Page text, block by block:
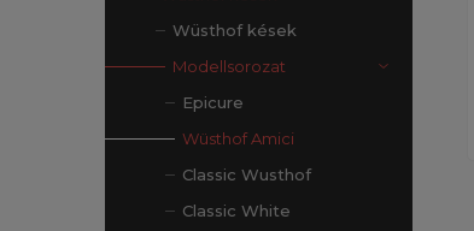
Wüsthof kések
Modellsorozat
Epicure
Wüsthof Amici
Classic Wusthof
Classic White